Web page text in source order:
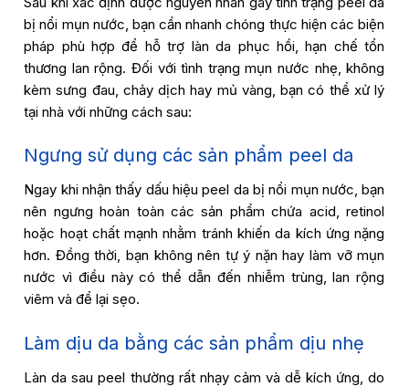
bị nổi mụn nước, bạn cần nhanh chóng thực hiện các biện
pháp phù hợp để hỗ trợ làn da phục hồi, hạn chế tổn
thương lan rộng. Đối với tình trạng mụn nước nhẹ, không
kèm sưng đau, chảy dịch hay mủ vàng, bạn có thể xử lý
tại nhà với những cách sau:
Ngưng sử dụng các sản phẩm peel da
Ngay khi nhận thấy dấu hiệu peel da bị nổi mụn nước, bạn
nên ngưng hoàn toàn các sản phẩm chứa acid, retinol
hoặc hoạt chất mạnh nhằm tránh khiến da kích ứng nặng
hơn. Đồng thời, bạn không nên tự ý nặn hay làm vỡ mụn
nước vì điều này có thể dẫn đến nhiễm trùng, lan rộng
viêm và để lại sẹo.
Làm dịu da bằng các sản phẩm dịu nhẹ
Làn da sau peel thường rất nhạy cảm và dễ kích ứng, do